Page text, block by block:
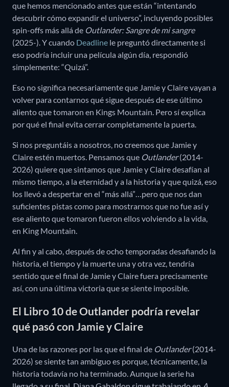
que hemos mencionado antes que están “intentando
descubrir cómo expandir el universo”, incluyendo posibles
spin-offs más allá de Outlander: Sangre de mi sangre
(2025-). Y cuando Deadline le preguntó directamente si
eso podría incluir una película algún día, respondió
simplemente: “Quizá”.
Eso no significa necesariamente que Jamie y Claire vayan a
volver para contarnos qué sigue después de ese último
aliento que tomaron en Kings Mountain. Pero sí explica
por qué el final evita cerrar completamente la puerta.
Si nos preguntáis a nosotros, no creemos que Jamie y
Claire estén muertos. Pensamos que Outlander(2014-
2026) quiere que sintamos que Jamie y Claire desafían al
mismo tiempo, a la eternidad y a la historia y que quizá, eso
los llevó a despertar en el “más allá”…pero que nos dan
suficientes pistas como para mostrarnos que no fue así y
ese aliento que tomaron fueron ellos volviendo a la vida,
en King Mountain.
Al fin y al cabo, después de ocho temporadas desafiando la
historia, el tiempo y la muerte una y otra vez, tendría
sentido que el final de Jamie y Claire fuera precisamente
así, con una última victoria que se siente imposible.
El Libro 10 de Outlander podría revelar
qué pasó con Jamie y Claire
Una de las razones por las que el final de Outlander(2014-
2026) se siente tan ambiguo es porque, técnicamente, la
historia todavía no ha terminado. Aunque la serie ha